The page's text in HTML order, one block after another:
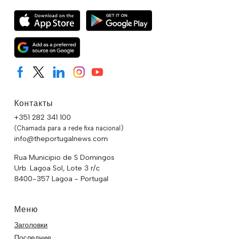
Контакты
+351 282 341 100
(Chamada para a rede fixa nacional)
info@theportugalnews.com
Rua Municipio de S Domingos
Urb. Lagoa Sol, Lote 3 r/c
8400-357 Lagoa - Portugal
Меню
Заголовки